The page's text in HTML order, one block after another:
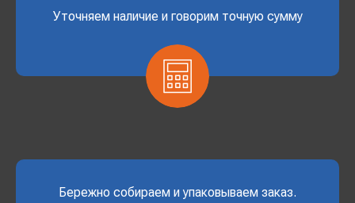
Уточняем наличие и говорим точную сумму
Бережно собираем и упаковываем заказ.